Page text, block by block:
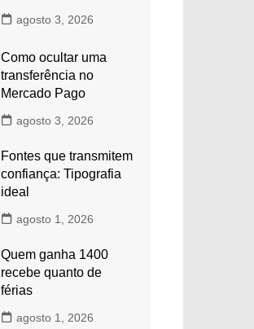
agosto 3, 2026
Como ocultar uma
transferência no
Mercado Pago
agosto 3, 2026
Fontes que transmitem
confiança: Tipografia
ideal
agosto 1, 2026
Quem ganha 1400
recebe quanto de
férias
agosto 1, 2026